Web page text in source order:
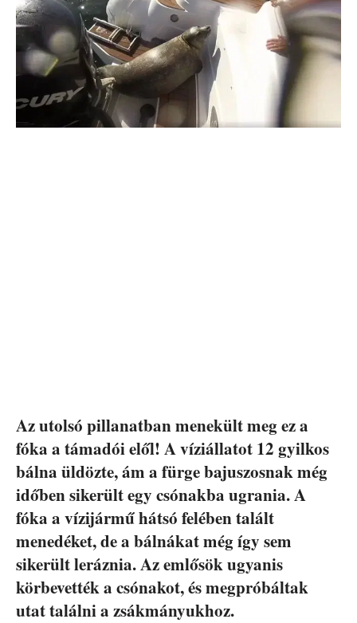
Az utolsó pillanatban menekült meg ez a
fóka a támadói elől! A víziállatot 12 gyilkos
bálna üldözte, ám a fürge bajuszosnak még
időben sikerült egy csónakba ugrania. A
fóka a vízijármű hátsó felében talált
menedéket, de a bálnákat még így sem
sikerült leráznia. Az emlősök ugyanis
körbevették a csónakot, és megpróbáltak
utat találni a zsákmányukhoz.